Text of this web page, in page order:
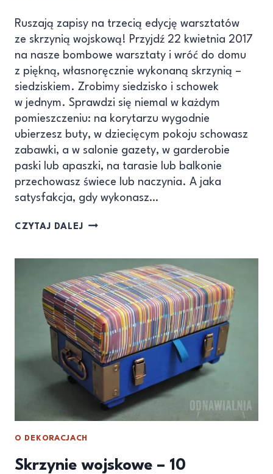
Ruszają zapisy na trzecią edycję warsztatów
ze skrzynią wojskową! Przyjdź 22 kwietnia 2017
na nasze bombowe warsztaty i wróć do domu
z piękną, własnoręcznie wykonaną skrzynią –
siedziskiem. Zrobimy siedzisko i schowek
w jednym. Sprawdzi się niemal w każdym
pomieszczeniu: na korytarzu wygodnie
ubierzesz buty, w dziecięcym pokoju schowasz
zabawki, a w salonie gazety, w garderobie
paski lub apaszki, na tarasie lub balkonie
przechowasz świece lub naczynia. A jaka
satysfakcja, gdy wykonasz…
CZYTAJ DALEJ
O DEKORACJACH
Skrzynie wojskowe – 10